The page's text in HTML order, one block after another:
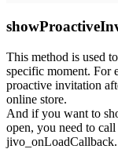
This method is used
specific moment. For
proactive invitation
online store.
And if you want to
open, you need to
jivo_onLoadCallback.